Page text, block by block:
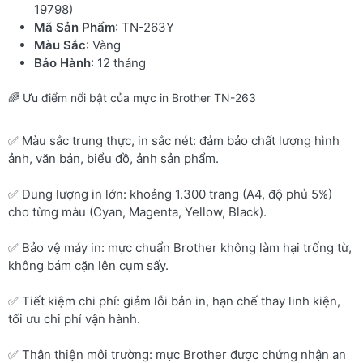
19798)
Mã Sản Phẩm: TN-263Y
Màu Sắc: Vàng
Bảo Hành: 12 tháng
🌈 Ưu điểm nổi bật của mực in Brother TN-263
✅ Màu sắc trung thực, in sắc nét: đảm bảo chất lượng hình
ảnh, văn bản, biểu đồ, ảnh sản phẩm.
✅ Dung lượng in lớn: khoảng 1.300 trang (A4, độ phủ 5%)
cho từng màu (Cyan, Magenta, Yellow, Black).
✅ Bảo vệ máy in: mực chuẩn Brother không làm hại trống từ,
không bám cặn lên cụm sấy.
✅ Tiết kiệm chi phí: giảm lỗi bản in, hạn chế thay linh kiện,
tối ưu chi phí vận hành.
✅ Thân thiện môi trường: mực Brother được chứng nhận an